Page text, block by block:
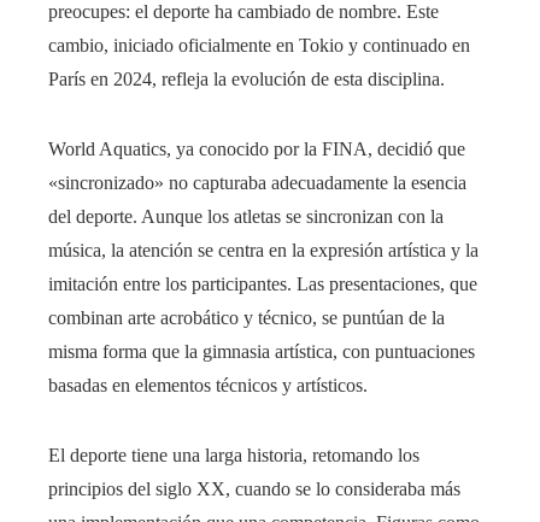
preocupes: el deporte ha cambiado de nombre. Este
cambio, iniciado oficialmente en Tokio y continuado en
París en 2024, refleja la evolución de esta disciplina.
World Aquatics, ya conocido por la FINA, decidió que
«sincronizado» no capturaba adecuadamente la esencia
del deporte. Aunque los atletas se sincronizan con la
música, la atención se centra en la expresión artística y la
imitación entre los participantes. Las presentaciones, que
combinan arte acrobático y técnico, se puntúan de la
misma forma que la gimnasia artística, con puntuaciones
basadas en elementos técnicos y artísticos.
El deporte tiene una larga historia, retomando los
principios del siglo XX, cuando se lo consideraba más